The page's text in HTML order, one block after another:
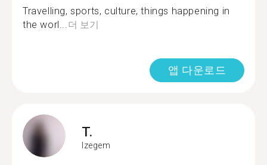
Travelling, sports, culture, things happening in
the worl...더 보기
앱 다운로드
T.
Izegem